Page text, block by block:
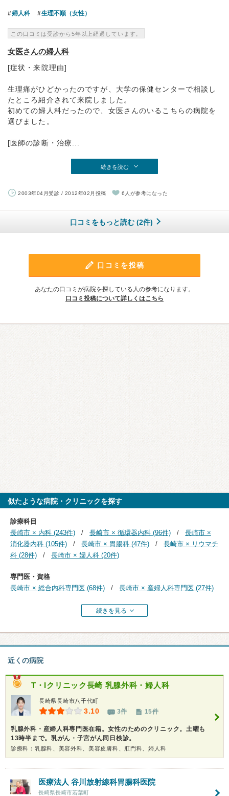
婦人科 生理不順（女性）
この口コミは受診から5年以上経過しています。
女医さんの婦人科
[症状・来院理由]
生理痛がひどかったのですが、大学の保健センターで相談し
たところ紹介されて来院しました。
初めての婦人科だったので、女医さんのいるこちらの病院を
選びました。
[医師の診断・治療...
続きを読む
2003年04月受診 / 2012年02月投稿 6人が参考になった
口コミをもっと読む (2件)
口コミを投稿
あなたの口コミが病院を探している人の参考になります。
口コミ投稿について詳しくはこちら
似たような病院・クリニックを探す
診療科目
長崎市 × 内科 (243件)
長崎市 × 循環器内科 (96件)
長崎市 ×
消化器内科 (105件)
長崎市 × 胃腸科 (47件)
長崎市 × リウマチ
科 (28件)
長崎市 × 婦人科 (20件)
専門医・資格
長崎市 × 総合内科専門医 (68件)
長崎市 × 産婦人科専門医 (27件)
続きを見る
近くの病院
T・Iクリニック長崎 乳腺外科・婦人科
長崎県長崎市八千代町
3.10 3件 15件
乳腺外科・産婦人科専門医在籍。女性のためのクリニック。土曜も
13時半まで。乳がん・子宮がん同日検診。
診療科：乳腺科、美容外科、美容皮膚科、肛門科、婦人科
医療法人 谷川放射線科胃腸科医院
長崎県長崎市若葉町